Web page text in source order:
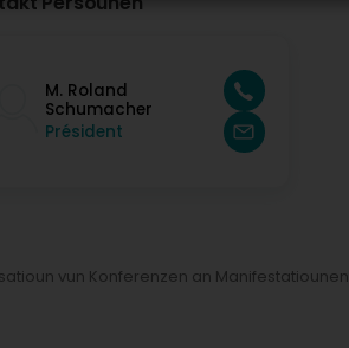
M. Roland
Schumacher
Président
vun Konferenzen an Manifestatiounen